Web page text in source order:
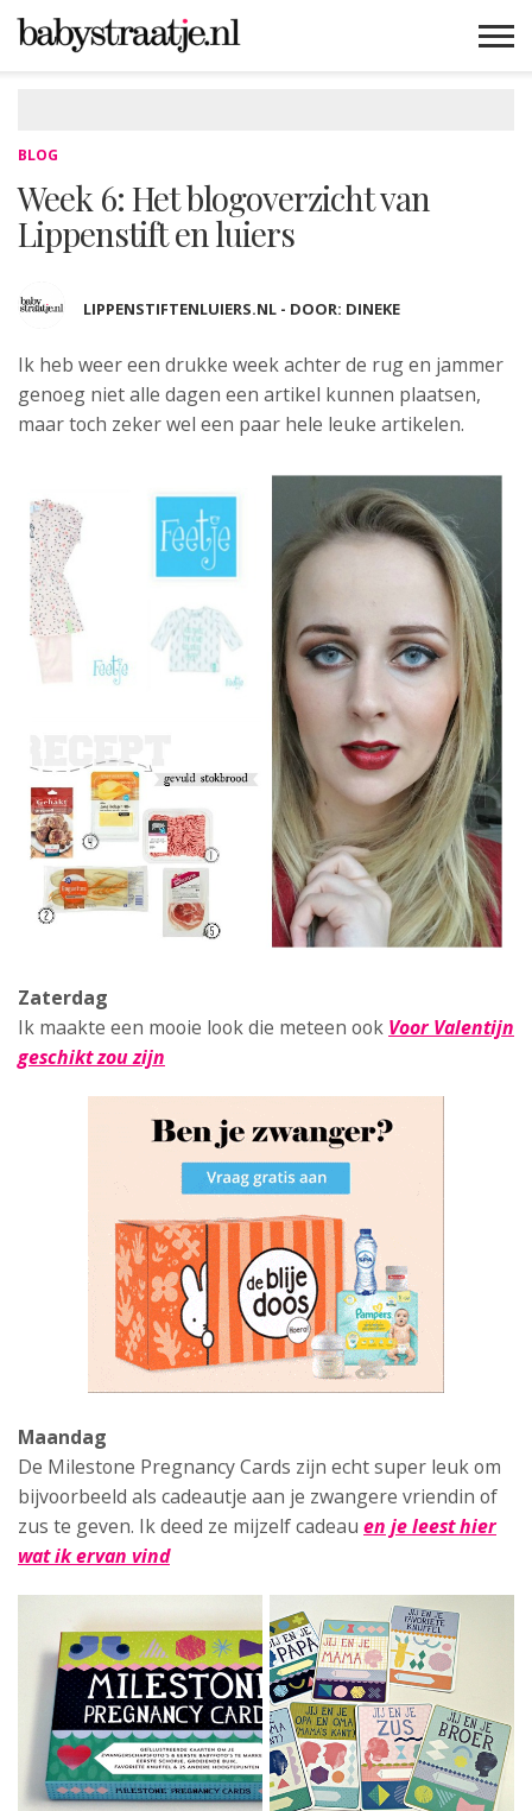
BLOG
Week 6: Het blogoverzicht van
Lippenstift en luiers
LIPPENSTIFTENLUIERS.NL - DOOR: DINEKE
Ik heb weer een drukke week achter de rug en jammer
genoeg niet alle dagen een artikel kunnen plaatsen,
maar toch zeker wel een paar hele leuke artikelen.
Zaterdag
Ik maakte een mooie look die meteen ook Voor Valentijn
geschikt zou zijn
Maandag
De Milestone Pregnancy Cards zijn echt super leuk om
bijvoorbeeld als cadeautje aan je zwangere vriendin of
zus te geven. Ik deed ze mijzelf cadeau en je leest hier
wat ik ervan vind